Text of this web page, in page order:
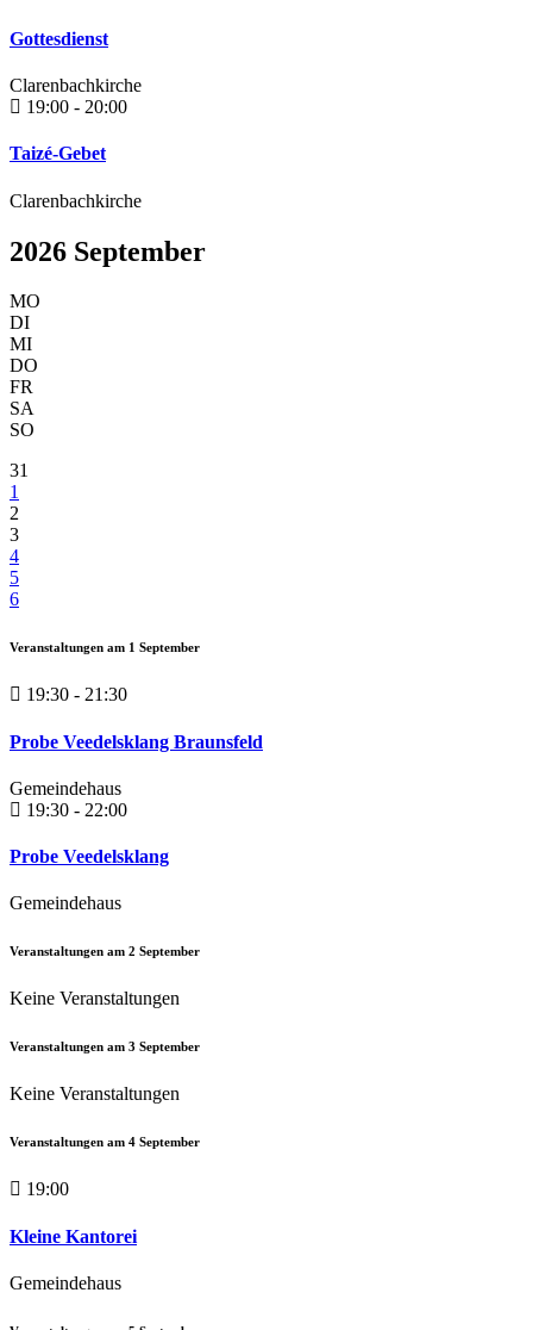
Gottesdienst
Clarenbachkirche
19:00 - 20:00
Taizé-Gebet
Clarenbachkirche
2026 September
MO
DI
MI
DO
FR
SA
SO
31
1
2
3
4
5
6
Veranstaltungen am 1 September
19:30 - 21:30
Probe Veedelsklang Braunsfeld
Gemeindehaus
19:30 - 22:00
Probe Veedelsklang
Gemeindehaus
Veranstaltungen am 2 September
Keine Veranstaltungen
Veranstaltungen am 3 September
Keine Veranstaltungen
Veranstaltungen am 4 September
19:00
Kleine Kantorei
Gemeindehaus